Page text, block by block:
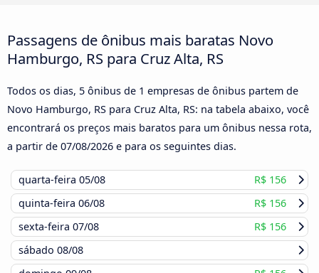
Passagens de ônibus mais baratas Novo
Hamburgo, RS para Cruz Alta, RS
Todos os dias, 5 ônibus de 1 empresas de ônibus partem de
Novo Hamburgo, RS para Cruz Alta, RS: na tabela abaixo, você
encontrará os preços mais baratos para um ônibus nessa rota,
a partir de 07/08/2026 e para os seguintes dias.
quarta-feira 05/08
R$ 156
quinta-feira 06/08
R$ 156
sexta-feira 07/08
R$ 156
sábado 08/08